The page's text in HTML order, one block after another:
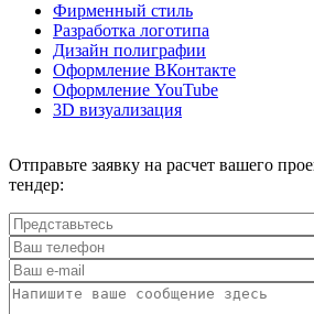
Фирменный стиль
Разработка логотипа
Дизайн полиграфии
Оформление ВКонтакте
Оформление YouTube
3D визуализация
Отправьте заявку на расчет вашего
тендер: